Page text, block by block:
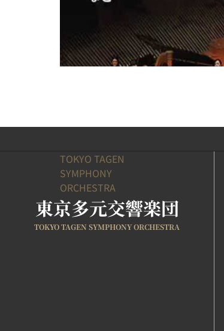
TOKYO TAGEN
SYMPHONY
ORCHESTRA
東京多元交響楽団
TOKYO TAGEN SYMPHONY ORCHESTRA